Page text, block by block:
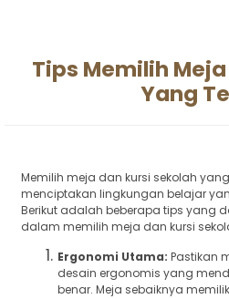
Tips Memilih
Yang
Memilih meja dan kursi sekolah
menciptakan lingkungan belajar
Berikut adalah beberapa tips yang
dalam memilih meja dan kursi
Ergonomi Utama: Pastikan
desain ergonomis yang
benar. Meja sebaiknya